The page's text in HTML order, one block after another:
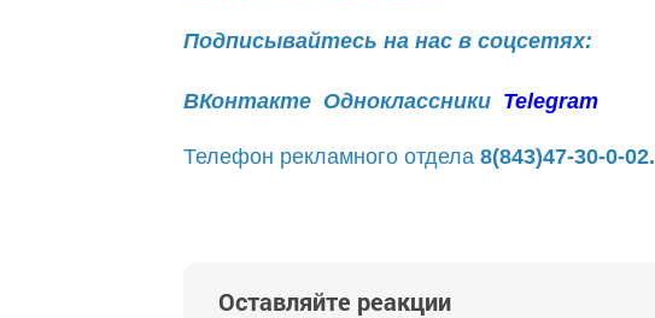
Подписывайтесь на нас в соцсетях:
ВКонтакте Одноклассники Telegram
Телефон рекламного отдела 8(843)47-30-0-02.
Оставляйте реакции